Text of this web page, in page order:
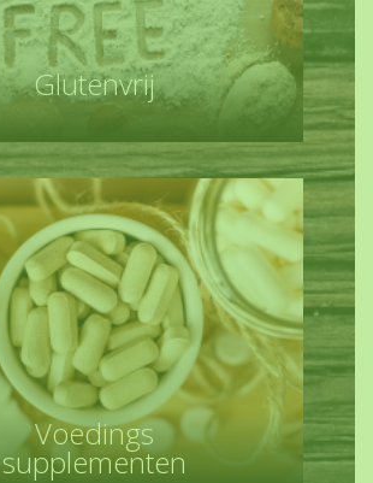
Glutenvrij
Voedings
supplementen